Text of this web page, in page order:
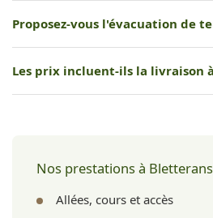
Nous vérifions l'accessibilité avant
Proposez-vous l'évacuation de
de votre chantier.
Les prix incluent-ils la livraison
Nos prestations à Bletterans
Allées, cours et accès